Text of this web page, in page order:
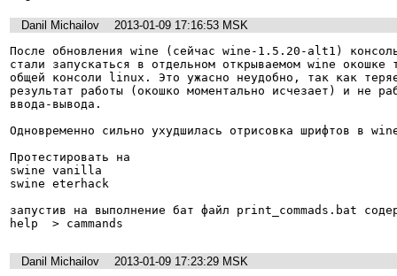
Danil Michailov
2013-01-09 17:16:53 MSK
После обновления wine (сейчас wine-1.5.20-alt1)
стали запускаться в отдельном открываемом wine окошке
общей консоли linux. Это ужасно неудобно, так как
результат работы (окошко моментально исчезает) и не
ввода-вывода.
Одновременно сильно ухудшилась отрисовка шрифтов в
Протестировать на
swine vanilla
swine eterhack
запустив на выполнение бат файл print_commads.bat
help  > cammands
Danil Michailov
2013-01-09 17:23:29 MSK